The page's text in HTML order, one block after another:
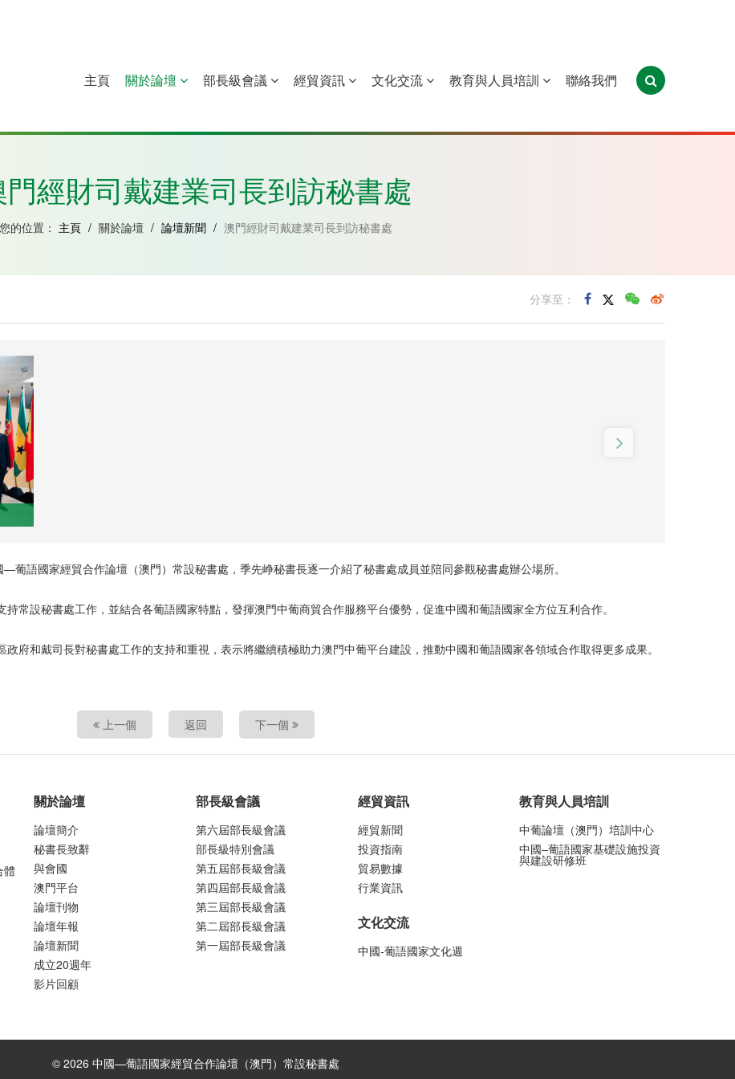
幾內亞比紹 赤道幾內亞 莫桑比克 葡萄牙 聖多美和普林西比 東帝汶
主頁 關於論壇 部長級會議 經貿資訊 文化交流 教育與人員培訓 聯絡我們
經財司戴建業司長到訪秘書處
您的位置： 主頁 / 關於論壇 / 論壇新聞 / 澳門經財司戴建業司長到訪秘書處
分享至：
語國家經貿合作論壇（澳門）常設秘書處，季先峥秘書長逐一介紹了秘書處成員並陪同參觀秘書處辦公場所。
常設秘書處工作，並結合各葡語國家特點，發揮澳門中葡商貿合作服務平台優勢，促進中國和葡語國家全方位互利合作。
府和戴司長對秘書處工作的支持和重視，表示將繼續積極助力澳門中葡平台建設，推動中國和葡語國家各領域合作取得更多成果。
上一個 返回 下一個
體
關於論壇
論壇簡介
秘書長致辭
與會國
澳門平台
論壇刊物
論壇年報
論壇新聞
成立20週年
影片回顧
部長級會議
第六屆部長級會議
部長級特別會議
第五屆部長級會議
第四屆部長級會議
第三屆部長級會議
第二屆部長級會議
第一屆部長級會議
經貿資訊
經貿新聞
投資指南
貿易數據
行業資訊
文化交流
中國-葡語國家文化週
教育與人員培訓
中葡論壇（澳門）培訓中心
中國–葡語國家基礎設施投資
與建設研修班
© 2026 中國—葡語國家經貿合作論壇（澳門）常設秘書處